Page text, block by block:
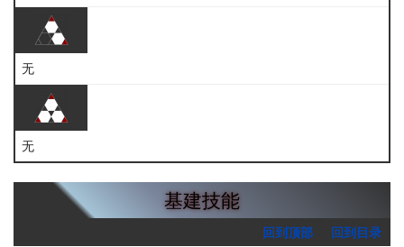
无
无
基建技能
回到顶部
回到目录